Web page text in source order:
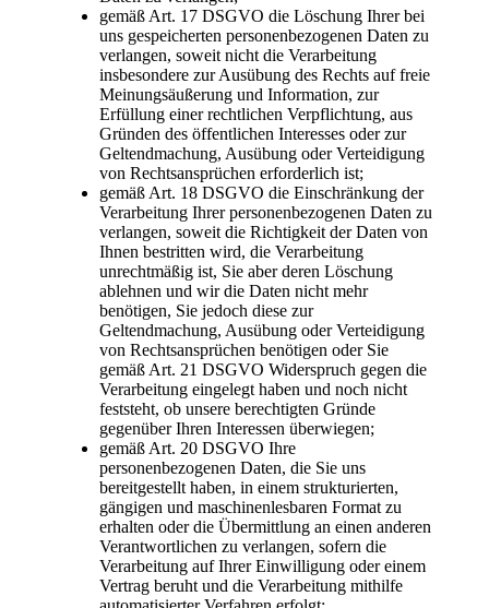
gemäß Art. 17 DSGVO die Löschung Ihrer bei
uns gespeicherten personenbezogenen Daten zu
verlangen, soweit nicht die Verarbeitung
insbesondere zur Ausübung des Rechts auf freie
Meinungsäußerung und Information, zur
Erfüllung einer rechtlichen Verpflichtung, aus
Gründen des öffentlichen Interesses oder zur
Geltendmachung, Ausübung oder Verteidigung
von Rechtsansprüchen erforderlich ist;
gemäß Art. 18 DSGVO die Einschränkung der
Verarbeitung Ihrer personenbezogenen Daten zu
verlangen, soweit die Richtigkeit der Daten von
Ihnen bestritten wird, die Verarbeitung
unrechtmäßig ist, Sie aber deren Löschung
ablehnen und wir die Daten nicht mehr
benötigen, Sie jedoch diese zur
Geltendmachung, Ausübung oder Verteidigung
von Rechtsansprüchen benötigen oder Sie
gemäß Art. 21 DSGVO Widerspruch gegen die
Verarbeitung eingelegt haben und noch nicht
feststeht, ob unsere berechtigten Gründe
gegenüber Ihren Interessen überwiegen;
gemäß Art. 20 DSGVO Ihre
personenbezogenen Daten, die Sie uns
bereitgestellt haben, in einem strukturierten,
gängigen und maschinenlesbaren Format zu
erhalten oder die Übermittlung an einen anderen
Verantwortlichen zu verlangen, sofern die
Verarbeitung auf Ihrer Einwilligung oder einem
Vertrag beruht und die Verarbeitung mithilfe